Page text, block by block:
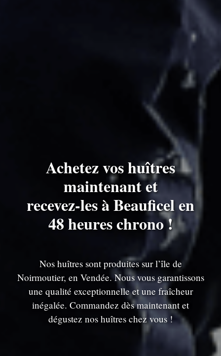
Achetez vos huîtres
maintenant et
recevez-les à Beauficel en
48 heures chrono !
Nos huîtres sont produites sur l’île de
Noirmoutier, en Vendée. Nous vous garantissons
une qualité exceptionnelle et une fraîcheur
inégalée. Commandez dès maintenant et
dégustez nos huîtres chez vous !